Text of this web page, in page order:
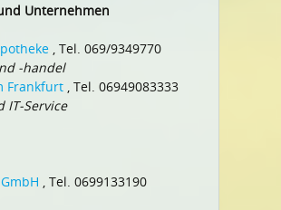
Unternehmen
, Tel. 069/9349770
-handel
Frankfurt , Tel. 06949083333
IT-Service
, Tel. 0699133190